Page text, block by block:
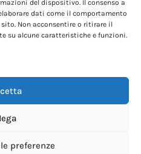
del dispositivo. Il consenso a
dati come il comportamento
Non acconsentire o ritirare il
su alcune caratteristiche e funzioni.
preferenze